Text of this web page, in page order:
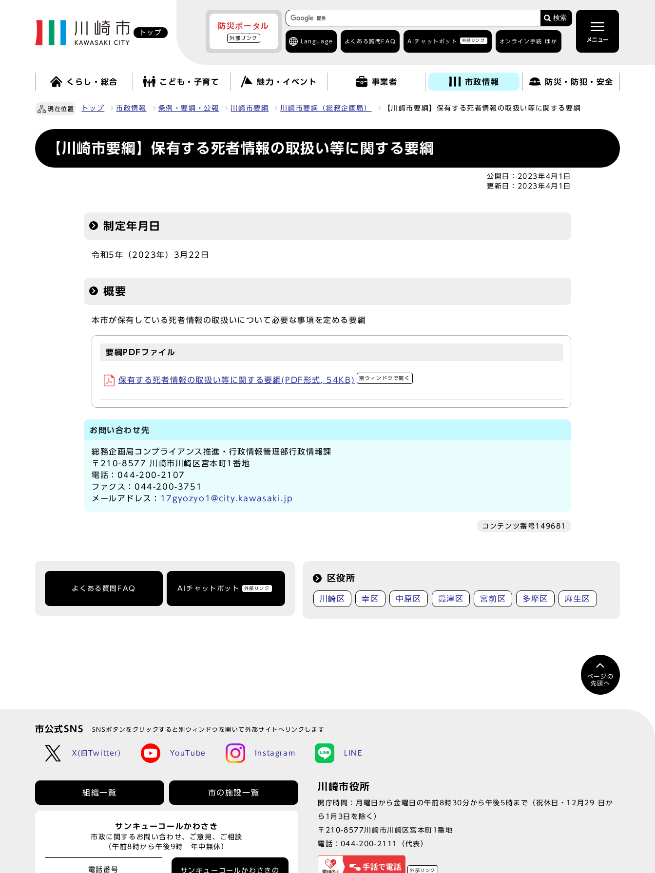
トップ
防災ポータル
外部リンク
検索
Language よくある質問 FAQ AIチャットボット 外部リンク オンライン手続 ほか メニュー
くらし・総合 こども・子育て 魅力・イベント 事業者 市政情報 防災・防犯・安全
現在位置 トップ 市政情報 条例・要綱・公報 川崎市要綱 川崎市要綱（総務企画局） 【川崎市要綱】保有する死者情報の取扱い等に関する要綱
【川崎市要綱】保有する死者情報の取扱い等に関する要綱
公開日：
2023年4月1日
更新日：
2023年4月1日
制定年月日
令和5年（2023年）3月22日
概要
本市が保有している死者情報の取扱いについて必要な事項を定める要綱
要綱PDFファイル
保有する死者情報の取扱い等に関する要綱(PDF形式, 54KB) 別ウィンドウで開く
お問い合わせ先
総務企画局コンプライアンス推進・行政情報管理部行政情報課
〒210-8577 川崎市川崎区宮本町1番地
電話：044-200-2107
ファクス：044-200-3751
メールアドレス：
17gyozyo1@city.kawasaki.jp
コンテンツ番号149681
よくある質問FAQ AIチャットボット 外部リンク
区役所
川崎区 幸区 中原区 高津区 宮前区 多摩区 麻生区
ページの
先頭へ
市公式SNS SNSボタンをクリックすると別ウィンドウを開いて外部サイトへリンクします
X(旧Twitter) YouTube Instagram LINE
組織一覧 市の施設一覧
サンキューコールかわさき
市政に関するお問い合わせ、ご意見、ご相談
（午前8時から午後9時 年中無休）
電話番号 サンキューコールかわさきの
川崎市役所
開庁時間：月曜日から金曜日の午前8時30分から午後5時まで（祝休日・12月29 日か
ら1月3日を除く）
〒210-8577川崎市川崎区宮本町1番地
電話： 044-200-2111 （代表）
外部リンク